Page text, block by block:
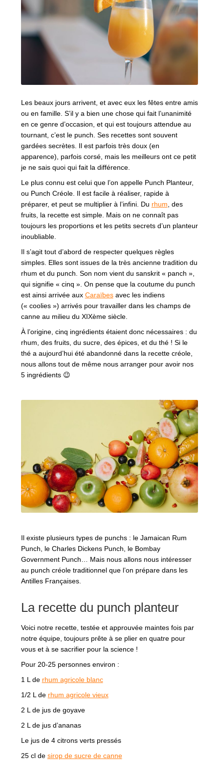
RÉGIONS
COFFRETS & CADEAUX
BOUTIQUE LOIRET
BLOG
Les beaux jours arrivent, et avec eux les fêtes entre amis
ou en famille. S’il y a bien une chose qui fait l’unanimité
en ce genre d’occasion, et qui est toujours attendue au
tournant, c’est le punch. Ses recettes sont souvent
gardées secrètes. Il est parfois très doux (en
apparence), parfois corsé, mais les meilleurs ont ce petit
je ne sais quoi qui fait la différence.
Le plus connu est celui que l’on appelle Punch Planteur,
ou Punch Créole. Il est facile à réaliser, rapide à
préparer, et peut se multiplier à l’infini. Du rhum, des
fruits, la recette est simple. Mais on ne connaît pas
toujours les proportions et les petits secrets d’un planteur
inoubliable.
Il s’agit tout d’abord de respecter quelques règles
simples. Elles sont issues de la très ancienne tradition du
rhum et du punch. Son nom vient du sanskrit « panch »,
qui signifie « cinq ». On pense que la coutume du punch
est ainsi arrivée aux Caraïbesavec les indiens
(« coolies ») arrivés pour travailler dans les champs de
canne au milieu du XIXème siècle.
À l’origine, cinq ingrédients étaient donc nécessaires : du
rhum, des fruits, du sucre, des épices, et du thé ! Si le
thé a aujourd’hui été abandonné dans la recette créole,
nous allons tout de même nous arranger pour avoir nos
5 ingrédients 😉
Il existe plusieurs types de punchs : le Jamaican Rum
Punch, le Charles Dickens Punch, le Bombay
Government Punch… Mais nous allons nous intéresser
au punch créole traditionnel que l’on prépare dans les
Antilles Françaises.
La recette du punch planteur
Voici notre recette, testée et approuvée maintes fois par
notre équipe, toujours prête à se plier en quatre pour
vous et à se sacrifier pour la science !
Pour 20-25 personnes environ :
1 L de rhum agricole blanc
1/2 L de rhum agricole vieux
2 L de jus de goyave
2 L de jus d’ananas
Le jus de 4 citrons verts pressés
25 cl de sirop de sucre de canne